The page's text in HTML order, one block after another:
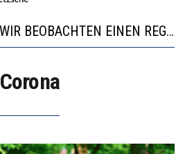
DIE VERSTÄRKTE HARMONISIERUNG IM SCHULWESEN VERRINGERT DAS INNOVATIONSPOTENZIAL
2’529 UNTERSCHRIFTEN FÜR «KEINE DIGITALEN GERÄTE IN DEN ERSTEN VIER PRIMARSCHULJAHREN» EINGEREICHT
Corona